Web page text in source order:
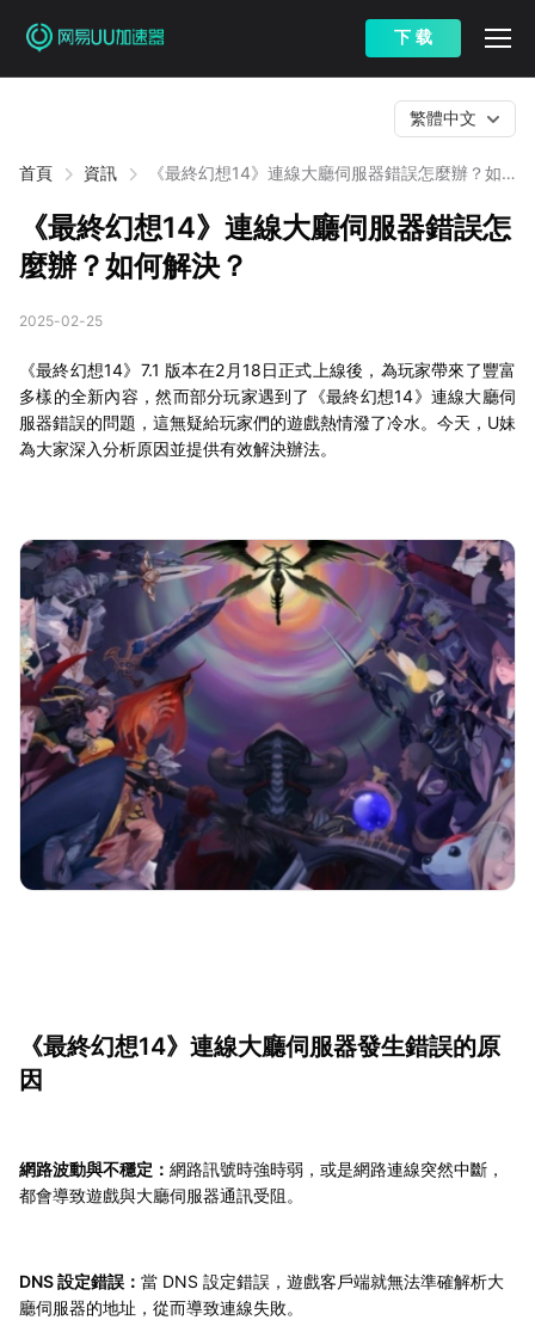
下 载
首頁 資訊
《最終幻想14》連線大廳伺服器錯誤怎麼辦？如
繁體中文
《最終幻想14》連線大廳伺服器錯誤怎
麼辦？如何解決？
2025-02-25
《最終幻想14》7.1 版本在2月18日正式上線後，為玩家帶來了豐富
多樣的全新內容，然而部分玩家遇到了《最終幻想14》連線大廳伺
服器錯誤的問題，這無疑給玩家們的遊戲熱情潑了冷水。今天，U妹
為大家深入分析原因並提供有效解決辦法。
《最終幻想14》連線大廳伺服器發生錯誤的原
因
網路波動與不穩定： 網路訊號時強時弱，或是網路連線突然中斷，
都會導致遊戲與大廳伺服器通訊受阻。
DNS 設定錯誤： 當 DNS 設定錯誤，遊戲客戶端就無法準確解析大
廳伺服器的地址，從而導致連線失敗。